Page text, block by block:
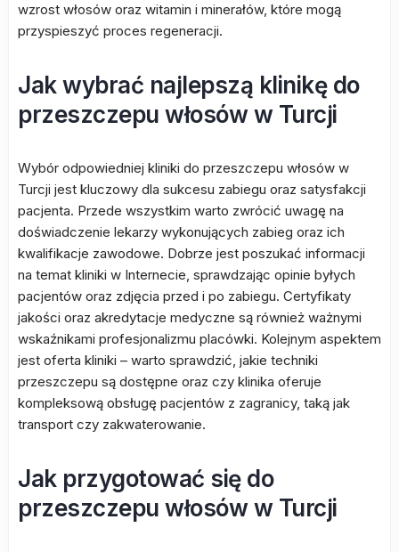
wzrost włosów oraz witamin i minerałów, które mogą
przyspieszyć proces regeneracji.
Jak wybrać najlepszą klinikę do
przeszczepu włosów w Turcji
Wybór odpowiedniej kliniki do przeszczepu włosów w
Turcji jest kluczowy dla sukcesu zabiegu oraz satysfakcji
pacjenta. Przede wszystkim warto zwrócić uwagę na
doświadczenie lekarzy wykonujących zabieg oraz ich
kwalifikacje zawodowe. Dobrze jest poszukać informacji
na temat kliniki w Internecie, sprawdzając opinie byłych
pacjentów oraz zdjęcia przed i po zabiegu. Certyfikaty
jakości oraz akredytacje medyczne są również ważnymi
wskaźnikami profesjonalizmu placówki. Kolejnym aspektem
jest oferta kliniki – warto sprawdzić, jakie techniki
przeszczepu są dostępne oraz czy klinika oferuje
kompleksową obsługę pacjentów z zagranicy, taką jak
transport czy zakwaterowanie.
Jak przygotować się do
przeszczepu włosów w Turcji